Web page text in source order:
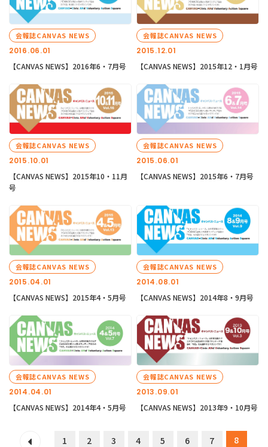
2016.06.01
会報誌CANVAS NEWS
【CANVAS NEWS】2016年6・7月号
2015.12.01
会報誌CANVAS NEWS
【CANVAS NEWS】2015年12・1月号
2015.10.01
会報誌CANVAS NEWS
【CANVAS NEWS】2015年10・11月
号
2015.06.01
会報誌CANVAS NEWS
【CANVAS NEWS】2015年6・7月号
2015.04.01
会報誌CANVAS NEWS
【CANVAS NEWS】2015年4・5月号
2014.08.01
会報誌CANVAS NEWS
【CANVAS NEWS】2014年8・9月号
2014.04.01
会報誌CANVAS NEWS
【CANVAS NEWS】2014年4・5月号
2013.09.01
会報誌CANVAS NEWS
【CANVAS NEWS】2013年9・10月号
1 2 3 4 5 6 7
8